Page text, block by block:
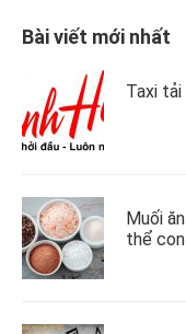
Bài viết mới nhất
Taxi tải
Muối
thể